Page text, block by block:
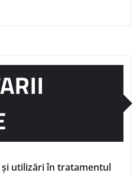
utilizări în tratamentul